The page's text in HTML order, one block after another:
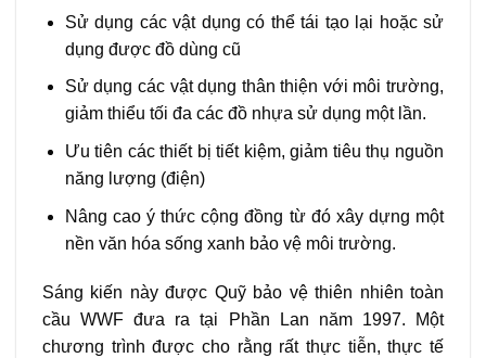
Sử dụng các vật dụng có thể tái tạo lại hoặc sử
dụng được đồ dùng cũ
Sử dụng các vật dụng thân thiện với môi trường,
giảm thiểu tối đa các đồ nhựa sử dụng một lần.
Ưu tiên các thiết bị tiết kiệm, giảm tiêu thụ nguồn
năng lượng (điện)
Nâng cao ý thức cộng đồng từ đó xây dựng một
nền văn hóa sống xanh bảo vệ môi trường.
Sáng kiến này được Quỹ bảo vệ thiên nhiên toàn
cầu WWF đưa ra tại Phần Lan năm 1997. Một
chương trình được cho rằng rất thực tiễn, thực tế